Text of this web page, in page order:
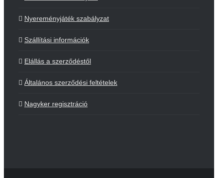
Nyereményjáték szabályzat
Szállítási információk
Elállás a szerződéstől
Általános szerződési feltételek
Nagyker regisztráció